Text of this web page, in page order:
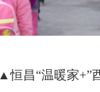
▲恒昌“温暖家+”